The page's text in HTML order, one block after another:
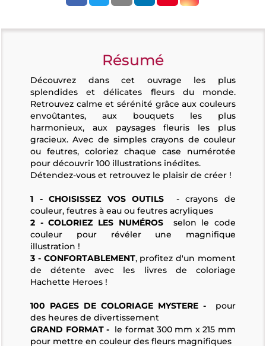
Résumé
Découvrez dans cet ouvrage les plus
splendides et délicates fleurs du monde.
Retrouvez calme et sérénité grâce aux couleurs
envoûtantes, aux bouquets les plus
harmonieux, aux paysages fleuris les plus
gracieux. Avec de simples crayons de couleur
ou feutres, coloriez chaque case numérotée
pour découvrir 100 illustrations inédites.
Détendez-vous et retrouvez le plaisir de créer !
1 - CHOISISSEZ VOS OUTILS - crayons de
couleur, feutres à eau ou feutres acryliques
2 - COLORIEZ LES NUMÉROSselon le code
couleur pour révéler une magnifique
illustration !
3 - CONFORTABLEMENT, profitez d'un moment
de détente avec les livres de coloriage
Hachette Heroes !
100 PAGES DE COLORIAGE MYSTERE -pour
des heures de divertissement
GRAND FORMAT - le format 300 mm x 215 mm
pour mettre en couleur des fleurs magnifiques